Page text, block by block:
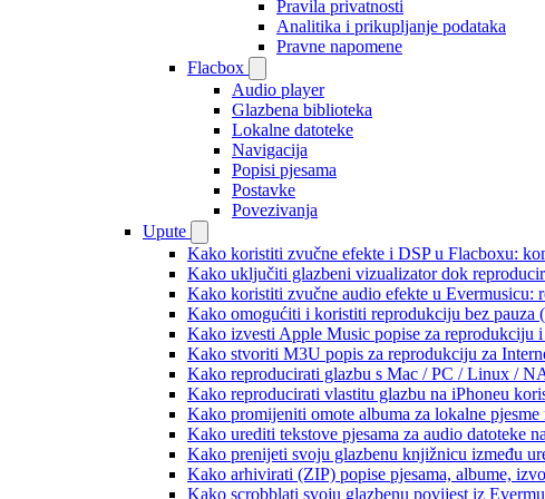
Pravila privatnosti
Analitika i prikupljanje podataka
Pravne napomene
Flacbox
Audio player
Glazbena biblioteka
Lokalne datoteke
Navigacija
Popisi pjesama
Postavke
Povezivanja
Upute
Kako koristiti zvučne efekte i DSP u Flacboxu:
Kako uključiti glazbeni vizualizator dok
Kako koristiti zvučne audio efekte u Evermusicu:
Kako omogućiti i koristiti reprodukciju bez pauza
Kako izvesti Apple Music popise za reprodukciju
Kako stvoriti M3U popis za reprodukciju za
Kako reproducirati glazbu s Mac / PC / Linux /
Kako reproducirati vlastitu glazbu na iPhoneu
Kako promijeniti omote albuma za lokalne
Kako urediti tekstove pjesama za audio datoteke
Kako prenijeti svoju glazbenu knjižnicu između
Kako arhivirati (ZIP) popise pjesama, albume,
Kako scrobblati svoju glazbenu povijest iz